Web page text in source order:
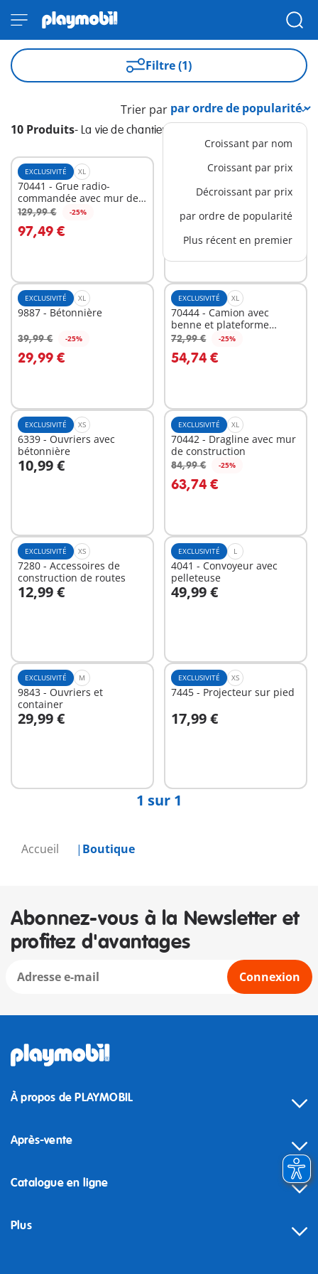
Accueil Boutique
Filtre (1)
10 Produits- La vie de chantier
Trier par
Croissant par nom
Croissant par prix
Décroissant par prix
par ordre de popularité
Plus récent en premier
EXCLUSIVITÉ XL
70441 - Grue radio-
commandée avec mur de
construction
129,99 € -25%
97,49 €
Au panier
EXCLUSIVITÉ XL
9898 - Camion avec
conteneur aménagé
69,99 € -25%
52,49 €
Au panier
EXCLUSIVITÉ XL
9887 - Bétonnière
39,99 € -25%
29,99 €
Au panier
EXCLUSIVITÉ XL
70444 - Camion avec
benne et plateforme
interchangeables
72,99 € -25%
54,74 €
Au panier
EXCLUSIVITÉ XS
6339 - Ouvriers avec
bétonnière
10,99 €
Au panier
EXCLUSIVITÉ XL
70442 - Dragline avec mur
de construction
84,99 € -25%
63,74 €
Au panier
EXCLUSIVITÉ XS
7280 - Accessoires de
construction de routes
12,99 €
Au panier
EXCLUSIVITÉ L
4041 - Convoyeur avec
pelleteuse
49,99 €
Au panier
EXCLUSIVITÉ M
9843 - Ouvriers et
container
29,99 €
Au panier
EXCLUSIVITÉ XS
7445 - Projecteur sur pied
17,99 €
Au panier
1 sur 1
Abonnez-vous à la Newsletter et
profitez d'avantages
Connexion
À propos de PLAYMOBIL
Après-vente
Catalogue en ligne
Plus